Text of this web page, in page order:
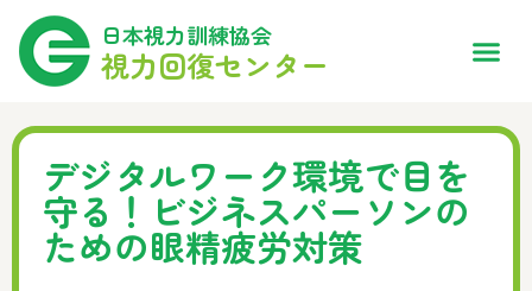
日本視力訓練協会
視力回復センター
デジタルワーク環境で目を
守る！ビジネスパーソンの
ための眼精疲労対策